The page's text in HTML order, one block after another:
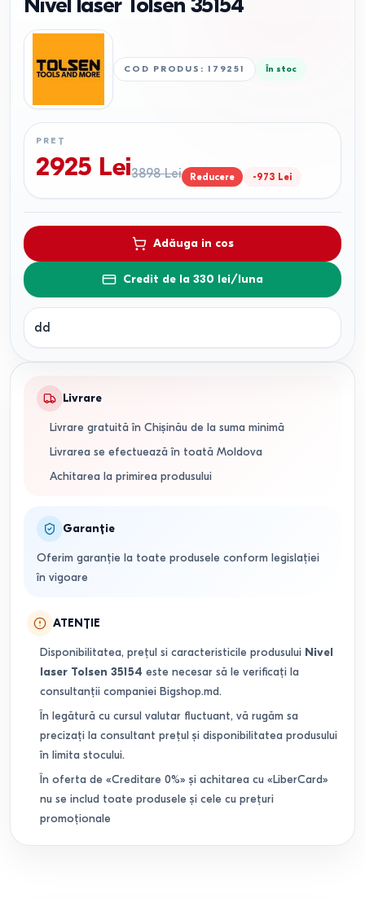
Nivel laser Tolsen 35154
COD PRODUS :179251 În stoc
PREȚ
2925 Lei3898 Lei Reducere -973 Lei
Adăuga in cos
Credit de la 330 lei/luna
dd
Livrare
Livrare gratuită în Chișinău de la suma minimă
Livrarea se efectuează în toată Moldova
Achitarea la primirea produsului
Garanție
Oferim garanție la toate produsele conform legislației
în vigoare
ATENȚIE
Disponibilitatea, prețul si caracteristicile produsului Nivel
laser Tolsen 35154 este necesar să le verificați la
consultanții companiei Bigshop.md.
În legătură cu cursul valutar fluctuant, vă rugăm sa
precizați la consultant prețul și disponibilitatea produsului
în limita stocului.
În oferta de «Creditare 0%» și achitarea cu «LiberCard»
nu se includ toate produsele și cele cu prețuri
promoționale